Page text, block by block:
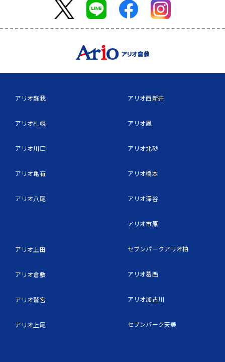
アリオ蘇我
アリオ札幌
アリオ川口
アリオ亀有
アリオ八尾
アリオ上田
アリオ倉敷
アリオ鷲宮
アリオ上尾
アリオ西新井
アリオ鳳
アリオ北砂
アリオ橋本
アリオ深谷
アリオ市原
セブンパークアリオ柏
アリオ葛西
アリオ加古川
セブンパーク天美